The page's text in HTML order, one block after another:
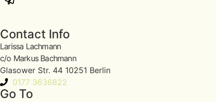
Contact Info
Larissa Lachmann
c/o Markus Bachmann
Glasower Str. 44 10251 Berlin
‭0177 3636822‬
Go To